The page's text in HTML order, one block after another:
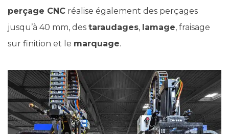
perçage CNC réalise également des perçages
jusqu’à 40 mm, des taraudages, lamage, fraisage
sur finition et le marquage.